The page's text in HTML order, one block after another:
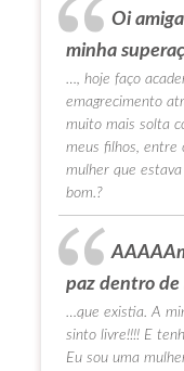
Oi
minha
…, hoje faço
emagrecimento
muito mais solta
meus filhos, entre
mulher que
bom.?
paz dentro
…que existia. A
sinto livre!!!! E
Eu sou uma